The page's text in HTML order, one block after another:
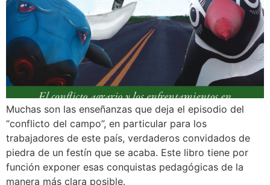
Muchas son las enseñanzas que deja el episodio del
“conflicto del campo”, en particular para los
trabajadores de este país, verdaderos convidados de
piedra de un festín que se acaba. Este libro tiene por
función exponer esas conquistas pedagógicas de la
manera más clara posible.